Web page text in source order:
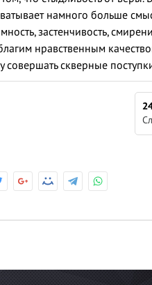
намного больше
застенчивость,
нравственным
совершать скверные